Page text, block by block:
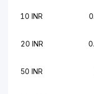
10 INR
20 INR
50 INR